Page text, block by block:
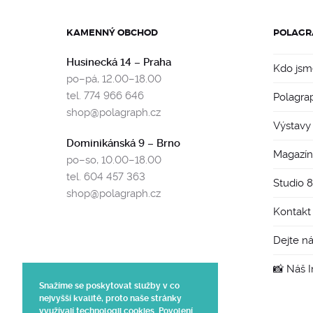
Snažíme se poskytovat služby v co
nejvyšší kvalitě, proto naše stránky
využívají technologii cookies. Povolení
KAMENNÝ OBCHOD
Husinecká 14 – Praha
po–pá, 12.00–18.00
tel. 774 966 646
shop@polagraph.cz
Dominikánská 9 – Brno
po–so, 10.00–18.00
tel. 604 457 363
shop@polagraph.cz
Kdo
Výstavy
Magazín
Studio
Dejte
📸 Náš